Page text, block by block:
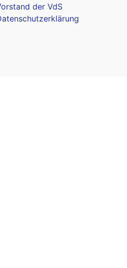
der VdS